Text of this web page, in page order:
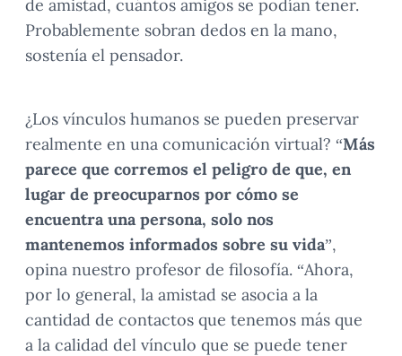
de amistad, cuántos amigos se podían tener.
Probablemente sobran dedos en la mano,
sostenía el pensador.
¿Los vínculos humanos se pueden preservar
realmente en una comunicación virtual? “Más
parece que corremos el peligro de que, en
lugar de preocuparnos por cómo se
encuentra una persona, solo nos
mantenemos informados sobre su vida”,
opina nuestro profesor de filosofía. “Ahora,
por lo general, la amistad se asocia a la
cantidad de contactos que tenemos más que
a la calidad del vínculo que se puede tener